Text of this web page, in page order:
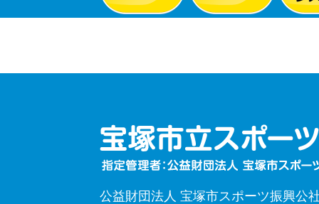
公益財団法人 宝塚市スポーツ振興公